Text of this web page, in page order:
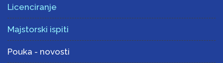
Licenciranje
Majstorski ispiti
Pouka - novosti